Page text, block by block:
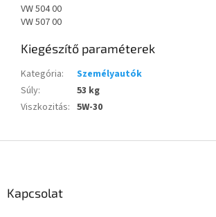
VW 504 00
VW 507 00
Kiegészítő paraméterek
Kategória:
Személyautók
Súly:
53 kg
Viszkozitás: 5W-30
Kapcsolat